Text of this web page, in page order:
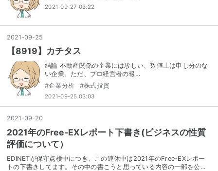
2021-09-27 03:22
2021-09-25
【8919】カチタス
結論 不動産関係の企業には珍しい、数値上は申し分のな
い企業。ただ、プロ経営者の報…
#企業分析 #株式投資
2021-09-25 03:03
2021 -09-20
2021年のFree-EXレポート下書き(ビジネスの性質
評価について）
EDINETが保守点検中につき、この連休中は2021年のFree-EXレポー
トの下書きしてます。その中の書こうと思っている内容の一部を公…